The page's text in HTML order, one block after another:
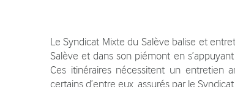
Evènements sur le Salève
Visites, conférences
Le Syndicat Mixte du Salève balise et
Salève et dans son piémont en
Ces itinéraires nécessitent un entretien